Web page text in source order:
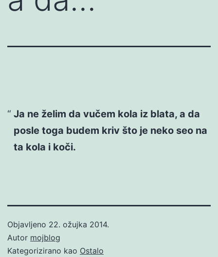
Ja ne želim da vučem kola iz blata, a da
posle toga budem kriv što je neko seo na
ta kola i koči.
Objavljeno 22. ožujka 2014.
Autor mojblog
Kategorizirano kao Ostalo